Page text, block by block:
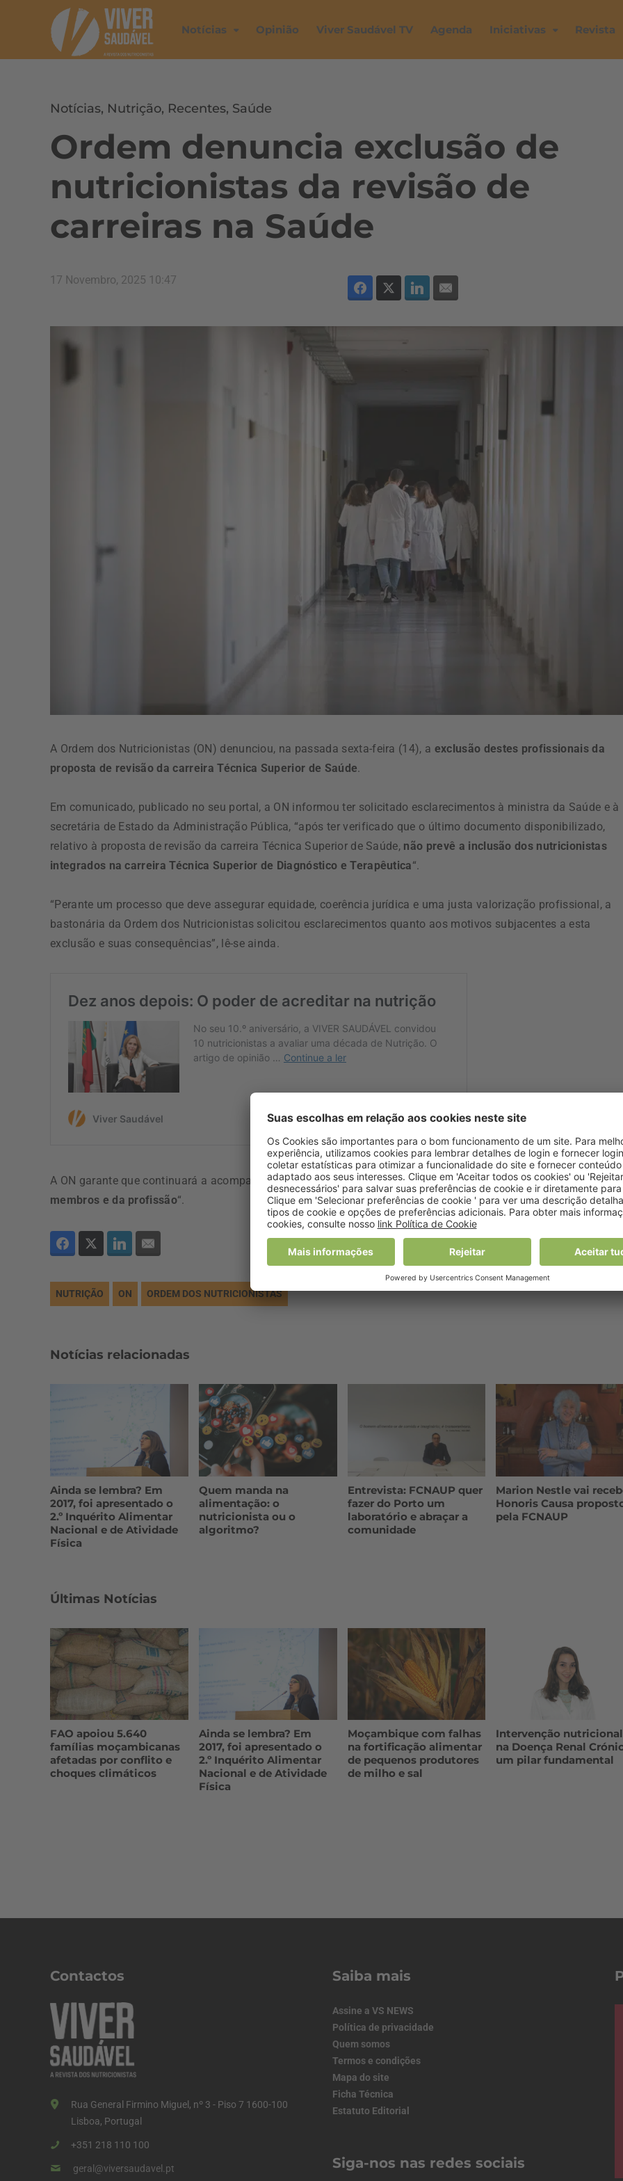
Notícias Opinião Viver Saudável TV Agenda Iniciativas Revista
Notícias, Nutrição, Recentes, Saúde
Ordem denuncia exclusão de
nutricionistas da revisão de
carreiras na Saúde
17 Novembro, 2025 10:47
A Ordem dos Nutricionistas (ON) denunciou, na passada sexta-feira (14), a exclusão destes profissionais da
proposta de revisão da carreira Técnica Superior de Saúde.
Em comunicado, publicado no seu portal, a ON informou ter solicitado esclarecimentos à ministra da Saúde e à
secretária de Estado da Administração Pública, “após ter verificado que o último documento disponibilizado,
relativo à proposta de revisão da carreira Técnica Superior de Saúde, não prevê a inclusão dos nutricionistas
integrados na carreira Técnica Superior de Diagnóstico e Terapêutica“.
“Perante um processo que deve assegurar equidade, coerência jurídica e uma justa valorização profissional, a
bastonária da Ordem dos Nutricionistas solicitou esclarecimentos quanto aos motivos subjacentes a esta
exclusão e suas consequências”, lê-se ainda.
A ON garante que continuará a acompanhar este processo de perto, “na defesa dos interesses de todos os
membros e da profissão“.
NUTRIÇÃO ON ORDEM DOS NUTRICIONISTAS
Notícias relacionadas
Ainda se lembra? Em
2017, foi apresentado o
2.º Inquérito Alimentar
Nacional e de Atividade
Física
Quem manda na
alimentação: o
nutricionista ou o
algoritmo?
Entrevista: FCNAUP quer
fazer do Porto um
laboratório e abraçar a
comunidade
Marion Nestle vai
Honoris Causa
pela FCNAUP
Últimas Notícias
FAO apoiou 5.640
famílias moçambicanas
afetadas por conflito e
choques climáticos
Ainda se lembra? Em
2017, foi apresentado o
2.º Inquérito Alimentar
Nacional e de Atividade
Física
Moçambique com falhas
na fortificação alimentar
de pequenos produtores
de milho e sal
Intervenção nutricional
na Doença Renal
um pilar fundamental
Contactos
Rua General Firmino Miguel, nº 3 - Piso 7 1600-100
Lisboa, Portugal
+351 218 110 100
geral@viversaudavel.pt
Saiba mais
Assine a VS NEWS
Política de privacidade
Quem somos
Termos e condições
Mapa do site
Ficha Técnica
Estatuto Editorial
Siga-nos nas redes sociais